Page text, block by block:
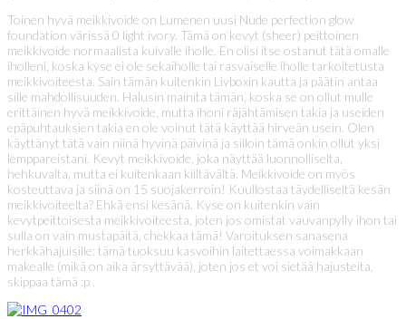
Toinen hyvä meikkivoide on Lumenen uusi Nude perfection glow
foundation värissä 0 light ivory. Tämä on kevyt (sheer) peittoinen
meikkivoide normaalista kuivalle iholle. En olisi itse ostanut tätä omalle
iholleni, koska kyse ei ole sekaiholle tai rasvaiselle iholle tarkoitetusta
meikkivoiteesta. Sain tämän kuitenkin Livboxin kautta ja päätin antaa
sille mahdollisuuden. Halusin mainita tämän, koska se on ollut mulle
erittäinen hyvä meikkivoide, mutta ihoni räjähtämisen takia ja useiden
epäpuhtauksien takia en ole voinut tätä käyttää hirveän usein. Olen
käyttänyt tätä vain niinä hyvinä päivinä ja silloin tämä onkin ollut yksi
lemppareistani. Kevyt meikkivoide, joka näyttää luonnolliselta,
hehkuvalta, mutta ei kuitenkaan kiiltävältä. Meikkivoide on myös
kosteuttava ja siinä on 15 suojakerroin! Kuullostaa täydelliseltä kesän
meikkivoiteelta? Ehkä ensi kesänä. Kyse on kuitenkin vain
kevytpeittoisesta meikkivoiteesta, joten jos omistat vauvanpylly ihon tai
sulla on vain mustapäitä, chekkaa tämä! Varoituksen sanasena
herkkähajuisille: tämä tuoksuu kasvoihin laitettaessa voimakkaan
makealle (mikä on aika ärsyttävää), joten jos et voi sietää hajusteita,
skippaa tämä :p .